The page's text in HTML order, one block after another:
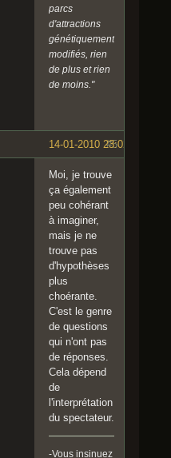
parcs
d'attractions
génétiquement
modifiés, rien
de plus et rien
de moins."
#5
14-01-2010 23:02:25
Moi, je trouve
ça également
peu cohérant
à imaginer,
mais je ne
trouve pas
d'hypothèses
plus
choérante.
C'est le genre
de questions
qui n'ont pas
de réponses.
Cela dépend
de
l'interprétation
du spectateur.
-Vous insinuez